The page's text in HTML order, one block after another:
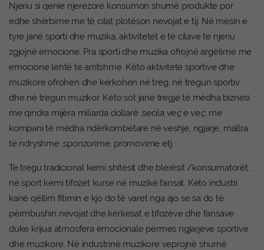
Njeriu si qenie njerëzore konsumon shumë produkte por
edhe shërbime me të cilat plotëson nevojat e tij. Në mesin e
tyre janë sporti dhe muzika, aktivitetet e të cilave te njeriu
zgjojnë emocione. Pra sporti dhe muzika ofrojnë argëtime me
emocione lehtë të arritshme. Këto aktivitete sportive dhe
muzikore ofrohen dhe kërkohen në treg, në tregun sportiv
dhe në tregun muzikor. Këto sot janë tregje të mëdha biznesi
me qindra mijëra miliarda dollarë ,secila veçe veç, me
kompani të mëdha ndërkombëtare në veshje, ngjarje, mallra
të ndryshme ,sponzorime, promovime etj.
Te tregu tradicional kemi shitësit dhe blerësit /konsumatorët ,
në sport kemi tifozët kurse në muzikë fansat. Këto industri
kanë qëllim fitimin e kjo do të varet nga ajo se sa do të
përmbushin nevojat dhe kërkesat e tifozëve dhe fansave
duke krijua atmosfera emocionale përmes ngjarjeve sportive
dhe muzikore. Në industrinë muzikore veprojnë shumë